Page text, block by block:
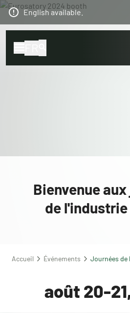
English available.
Bienvenue
de l'industrie
Accueil Événements Journées de
août 20-